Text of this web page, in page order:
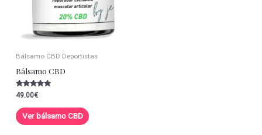
Bálsamo CBD Deportistas
Bálsamo CBD
Valorado con
5.00
de 5
49.00€
Ver bálsamo CBD